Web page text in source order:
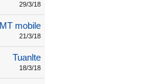
29/3/18
MT mobile
21/3/18
Tuanlte
18/3/18